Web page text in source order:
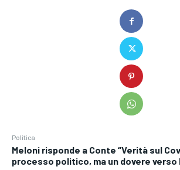
Politica
Meloni risponde a Conte “Verità sul
processo politico, ma un dovere verso